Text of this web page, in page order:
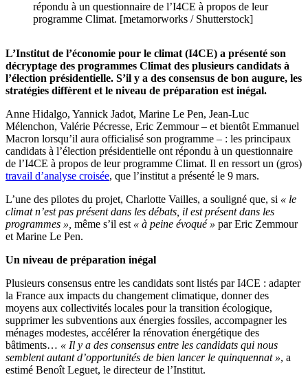
répondu à un questionnaire de l’I4CE à propos de leur
programme Climat. [metamorworks / Shutterstock]
L’Institut de l’économie pour le climat (I4CE) a présenté son
décryptage des programmes Climat des plusieurs candidats à
l’élection présidentielle. S’il y a des consensus de bon augure, les
stratégies diffèrent et le niveau de préparation est inégal.
Anne Hidalgo, Yannick Jadot, Marine Le Pen, Jean-Luc
Mélenchon, Valérie Pécresse, Eric Zemmour – et bientôt Emmanuel
Macron lorsqu’il aura officialisé son programme – : les principaux
candidats à l’élection présidentielle ont répondu à un questionnaire
de l’I4CE à propos de leur programme Climat. Il en ressort un (gros)
travail d’analyse croisée, que l’institut a présenté le 9 mars.
L’une des pilotes du projet, Charlotte Vailles, a souligné que, si « le
climat n’est pas présent dans les débats, il est présent dans les
programmes », même s’il est « à peine évoqué » par Eric Zemmour
et Marine Le Pen.
Un niveau de préparation inégal
Plusieurs consensus entre les candidats sont listés par I4CE : adapter
la France aux impacts du changement climatique, donner des
moyens aux collectivités locales pour la transition écologique,
supprimer les subventions aux énergies fossiles, accompagner les
ménages modestes, accélérer la rénovation énergétique des
bâtiments… « Il y a des consensus entre les candidats qui nous
semblent autant d’opportunités de bien lancer le quinquennat », a
estimé Benoît Leguet, le directeur de l’Institut.